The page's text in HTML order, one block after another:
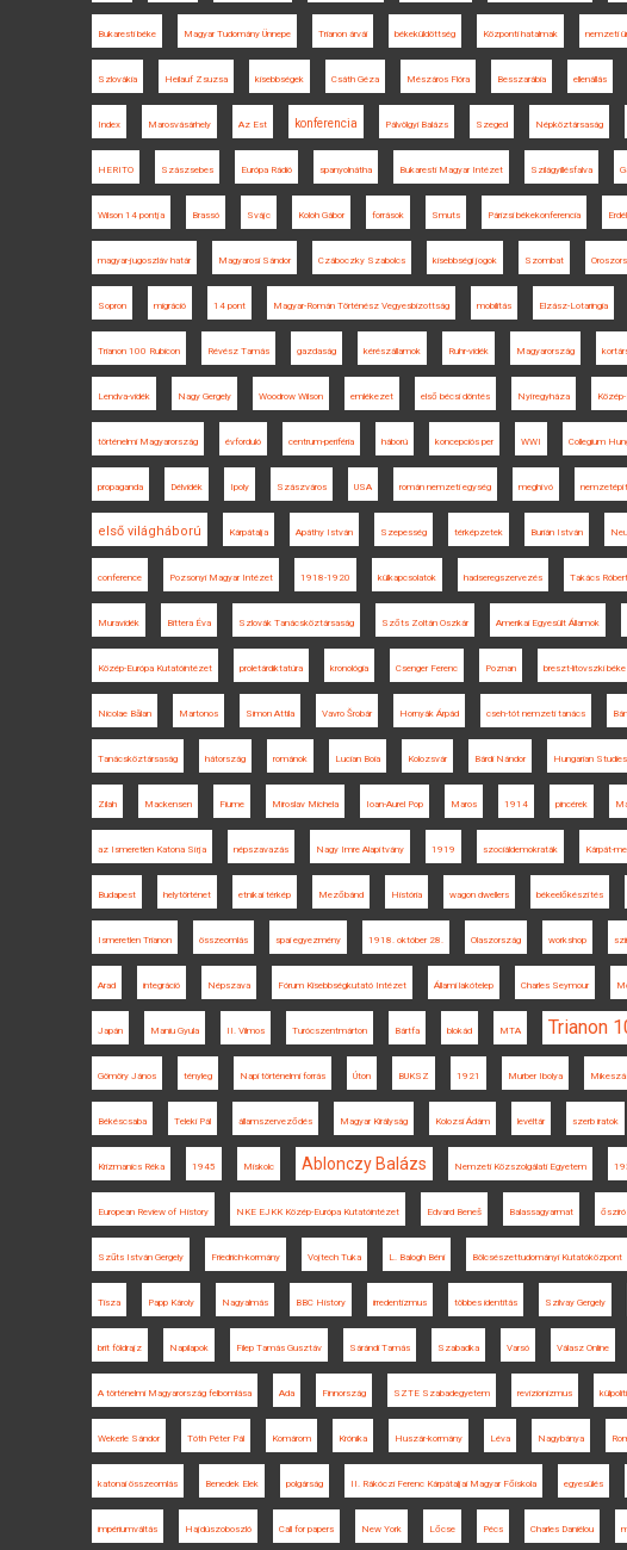
Bukaresti béke Magyar Tudomány Ünnepe Trianon árvái békeküldöttség Központi hatalmak nemzeti
Szlovákia Heilauf Zsuzsa kisebbségek Csáth Géza Mészáros Flóra Besszarábia ellenállás
Index Marosvásárhely Az Est konferencia Pálvölgyi Balázs Szeged Népköztársaság
HERITO Szászsebes Európa Rádió spanyolnátha Bukaresti Magyar Intézet Szilágyillésfalva
Wilson 14 pontja Brassó Svájc Koloh Gábor források Smuts Párizsi békekonferencia
magyar-jugoszláv határ Magyarosi Sándor Czáboczky Szabolcs kisebbségi jogok Szombat
Sopron migráció 14 pont Magyar-Román Történész Vegyesbizottság mobilitás Elzász-Lotaringia
Trianon 100 Rubicon Révész Tamás gazdaság kérészállamok Ruhr-vidék Magyarország
Lendva-vidék Nagy Gergely Woodrow Wilson emlékezet első bécsi döntés Nyíregyháza
történelmi Magyarország évforduló centrum-periféria háború koncepciós per WWI Collegium
propaganda Délvidék Ipoly Szászváros USA román nemzeti egység meghívó
első világháború Kárpátalja Apáthy István Szepesség térképzetek Burián István
conference Pozsonyi Magyar Intézet 1918-1920 külkapcsolatok hadseregszervezés Takács Róbert
Muravidék Bittera Éva Szlovák Tanácsköztársaság Szőts Zoltán Oszkár Amerikai Egyesült Államok
Közép-Európa Kutatóintézet proletárdiktatúra kronológia Csenger Ferenc Poznan breszt-litovszki béke
Nicolae Bălan Martonos Simon Attila Vavro Šrobár Hornyák Árpád cseh-tót nemzeti tanács
Tanácsköztársaság hátország románok Lucian Boia Kolozsvár Bárdi Nándor Hungarian
Zilah Mackensen Fiume Miroslav Michela Ioan-Aurel Pop Maros 1914 pincérek
az Ismeretlen Katona Sírja népszavazás Nagy Imre Alapítvány 1919 szociáldemokraták Kárpát-
Budapest helytörténet etnikai térkép Mezőbánd História wagon dwellers békeelőkészítés
Ismeretlen Trianon összeomlás spai egyezmény 1918. október 28. Olaszország workshop
Arad integráció Népszava Fórum Kisebbségkutató Intézet Állami lakótelep Charles Seymour
Japán Maniu Gyula II. Vilmos Turócszentmárton Bártfa blokád MTA Trianon
Gömöry János tényleg Napi történelmi forrás Úton BUKSZ 1921 Murber Ibolya
Békéscsaba Teleki Pál államszerveződés Magyar Királyság Kolozsi Ádám levéltár szerb iratok
Krizmanics Réka 1945 Miskolc Ablonczy Balázs Nemzeti Közszolgálati Egyetem
European Review of History NKE EJKK Közép-Európa Kutatóintézet Edvard Beneš Balassagyarmat
Szűts István Gergely Friedrich-kormány Vojtech Tuka L. Balogh Béni Bölcsészettudományi Kutatóközpont
Tisza Papp Károly Nagyalmás BBC History irredentizmus többes identitás Szilvay Gergely
brit földrajz Napilapok Filep Tamás Gusztáv Sárándi Tamás Szabadka Varsó Válasz Online
A történelmi Magyarország felbomlása Ada Finnország SZTE Szabadegyetem revizionizmus
Wekerle Sándor Tóth Péter Pál Komárom Krónika Huszár-kormány Léva Nagybánya
katonai összeomlás Benedek Elek polgárság II. Rákóczi Ferenc Kárpátaljai Magyar Főiskola egyesülés
impériumváltás Hajdúszoboszló Call for papers New York Lőcse Pécs Charles Daniélou